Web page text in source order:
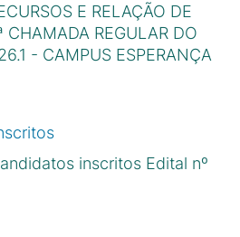
E RELAÇÃO DE
CHAMADA REGULAR DO
- CAMPUS ESPERANÇA
inscritos Edital nº